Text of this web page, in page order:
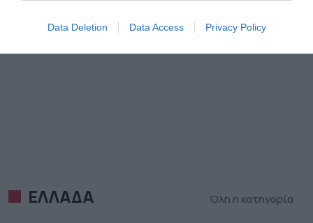
Data Deletion Data Access Privacy Policy
ΕΛΛΑΔΑ Όλη η κατηγορία